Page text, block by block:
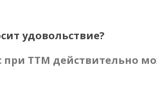
удовольствие?
ТТМ действительно